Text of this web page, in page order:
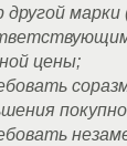
другой
цены;